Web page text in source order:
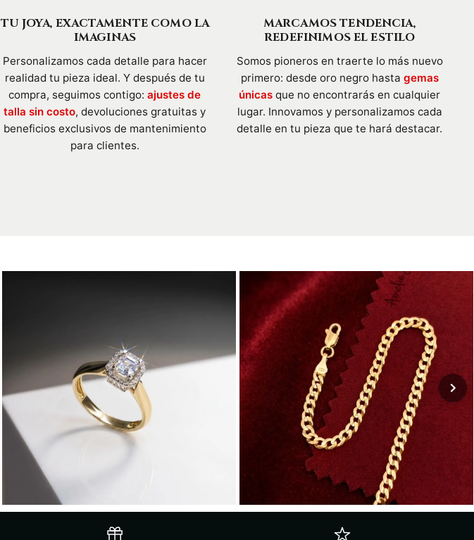
TU JOYA, EXACTAMENTE COMO LA
IMAGINAS
Personalizamos cada detalle para hacer
realidad tu pieza ideal. Y después de tu
compra, seguimos contigo:ajustes de
talla sin costo, devoluciones gratuitas y
beneficios exclusivos de mantenimiento
para clientes.
MARCAMOS TENDENCIA,
REDEFINIMOS EL ESTILO
Somos pioneros en traerte lo más nuevo
primero: desde oro negro hasta gemas
únicas que no encontrarás en cualquier
lugar. Innovamos y personalizamos cada
detalle en tu pieza que te hará destacar.